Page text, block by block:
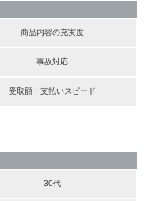
商品内容の充実度
事故対応
受取額・支払いスピード
30代